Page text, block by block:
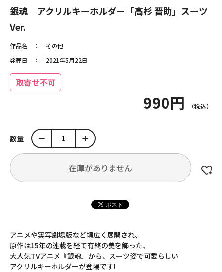
銀魂 アクリルキーホルダー「高杉 晋助」スーツ
Ver.
作品名
その他
発売日
2021年5月22日
取寄せ不可
990円
数量
在庫がありません
アニメや実写劇場版など幅広く展開され、
原作は15年の連載を経て有終の美を飾った、
大人気TVアニメ『銀魂』から、スーツ姿で可愛らしい
アクリルキーホルダーが登場です!